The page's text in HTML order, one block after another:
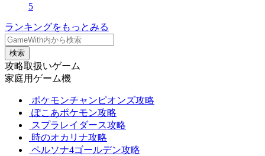
5
ランキングをもっとみる
検索
攻略取扱いゲーム
家庭用ゲーム機
ポケモンチャンピオンズ攻略
ぽこあポケモン攻略
スプラレイダース攻略
時のオカリナ攻略
ペルソナ4ゴールデン攻略